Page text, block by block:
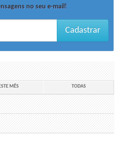
no seu e-mail!
Cadastrar
ESTE MÊS TODAS